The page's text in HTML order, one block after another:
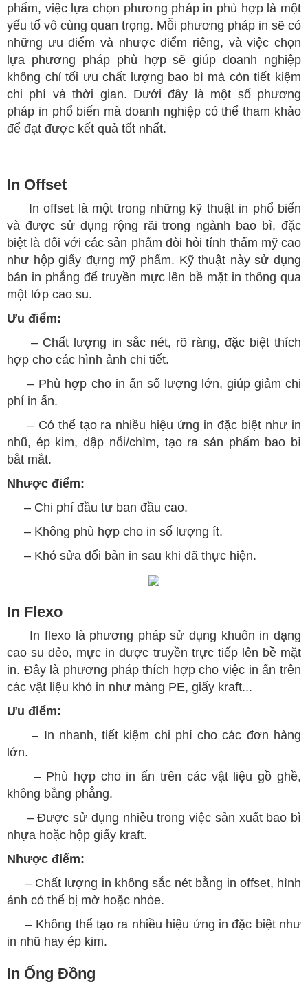
phẩm, việc lựa chọn phương pháp in phù hợp là một
yếu tố vô cùng quan trọng. Mỗi phương pháp in sẽ có
những ưu điểm và nhược điểm riêng, và việc chọn
lựa phương pháp phù hợp sẽ giúp doanh nghiệp
không chỉ tối ưu chất lượng bao bì mà còn tiết kiệm
chi phí và thời gian. Dưới đây là một số phương
pháp in phổ biến mà doanh nghiệp có thể tham khảo
để đạt được kết quả tốt nhất.
In Offset
In offset là một trong những kỹ thuật in phổ biến
và được sử dụng rộng rãi trong ngành bao bì, đặc
biệt là đối với các sản phẩm đòi hỏi tính thẩm mỹ cao
như hộp giấy đựng mỹ phẩm. Kỹ thuật này sử dụng
bản in phẳng để truyền mực lên bề mặt in thông qua
một lớp cao su.
Ưu điểm:
– Chất lượng in sắc nét, rõ ràng, đặc biệt thích
hợp cho các hình ảnh chi tiết.
– Phù hợp cho in ấn số lượng lớn, giúp giảm chi
phí in ấn.
– Có thể tạo ra nhiều hiệu ứng in đặc biệt như in
nhũ, ép kim, dập nổi/chìm, tạo ra sản phẩm bao bì
bắt mắt.
Nhược điểm:
– Chi phí đầu tư ban đầu cao.
– Không phù hợp cho in số lượng ít.
– Khó sửa đổi bản in sau khi đã thực hiện.
In Flexo
In flexo là phương pháp sử dụng khuôn in dạng
cao su dẻo, mực in được truyền trực tiếp lên bề mặt
in. Đây là phương pháp thích hợp cho việc in ấn trên
các vật liệu khó in như màng PE, giấy kraft...
Ưu điểm:
– In nhanh, tiết kiệm chi phí cho các đơn hàng
lớn.
– Phù hợp cho in ấn trên các vật liệu gồ ghề,
không bằng phẳng.
– Được sử dụng nhiều trong việc sản xuất bao bì
nhựa hoặc hộp giấy kraft.
Nhược điểm:
– Chất lượng in không sắc nét bằng in offset, hình
ảnh có thể bị mờ hoặc nhòe.
– Không thể tạo ra nhiều hiệu ứng in đặc biệt như
in nhũ hay ép kim.
In Ống Đồng